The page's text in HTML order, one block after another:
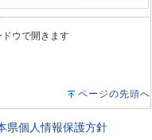
ウで開きます
ページの先頭へ
県個人情報保護方針